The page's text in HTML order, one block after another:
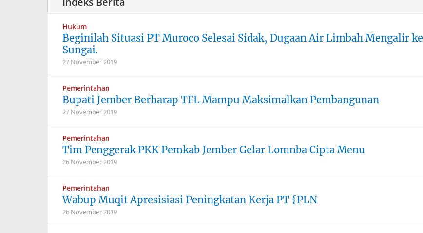
Hukum
Beginilah Situasi PT Muroco Selesai Sidak, Dugaan Air Limbah Mengalir ke
Sungai.
27 November 2019
Pemerintahan
Bupati Jember Berharap TFL Mampu Maksimalkan Pembangunan
27 November 2019
Pemerintahan
Tim Penggerak PKK Pemkab Jember Gelar Lomnba Cipta Menu
26 November 2019
Pemerintahan
Wabup Muqit Apresisiasi Peningkatan Kerja PT {PLN
26 November 2019